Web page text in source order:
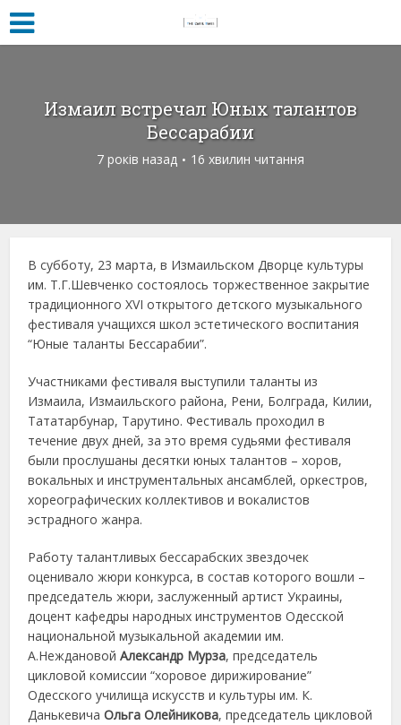
Измаил встречал Юных талантов
Бессарабии
7 років назад 16 хвилин читання
В субботу, 23 марта, в Измаильском Дворце культуры
им. Т.Г.Шевченко состоялось торжественное закрытие
традиционного XVI открытого детского музыкального
фестиваля учащихся школ эстетического воспитания
“Юные таланты Бессарабии”.
Участниками фестиваля выступили таланты из
Измаила, Измаильского района, Рени, Болграда, Килии,
Тататарбунар, Тарутино. Фестиваль проходил в
течение двух дней, за это время судьями фестиваля
были прослушаны десятки юных талантов – хоров,
вокальных и инструментальных ансамблей, оркестров,
хореографических коллективов и вокалистов
эстрадного жанра.
Работу талантливых бессарабских звездочек
оценивало жюри конкурса, в состав которого вошли –
председатель жюри, заслуженный артист Украины,
доцент кафедры народных инструментов Одесской
национальной музыкальной академии им.
А.НеждановойАлександр Мурза, председатель
цикловой комиссии “хоровое дирижирование”
Одесского училища искусств и культуры им. К.
Данькевича Ольга Олейникова, председатель цикловой